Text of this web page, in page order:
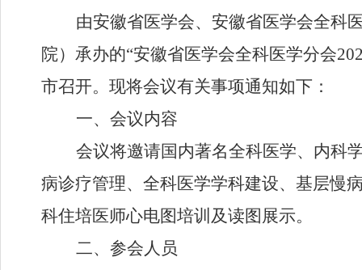
由安徽省医学会、安徽省医学会全科
院） 承办的“安徽省医学会全科医学分会
市召开。 现将会议有关事项通知如下：
一、 会议内容
会议将邀请国内著名全科医学、 内科
病诊疗管理、全科医学学科建设、基层慢
科住培医师心电图培训及读图展示。
二、参会人员